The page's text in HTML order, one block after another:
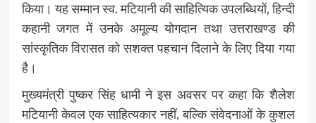
किया। यह सम्मान स्व. मटियानी की साहित्यिक उपलब्धियों, हिन्दी
कहानी जगत में उनके अमूल्य योगदान तथा उत्तराखण्ड की
सांस्कृतिक विरासत को सशक्त पहचान दिलाने के लिए दिया गया
है।
मुख्यमंत्री पुष्कर सिंह धामी ने इस अवसर पर कहा कि शैलेश
मटियानी केवल एक साहित्यकार नहीं, बल्कि संवेदनाओं के कुशल